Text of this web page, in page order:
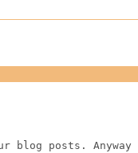
posts.